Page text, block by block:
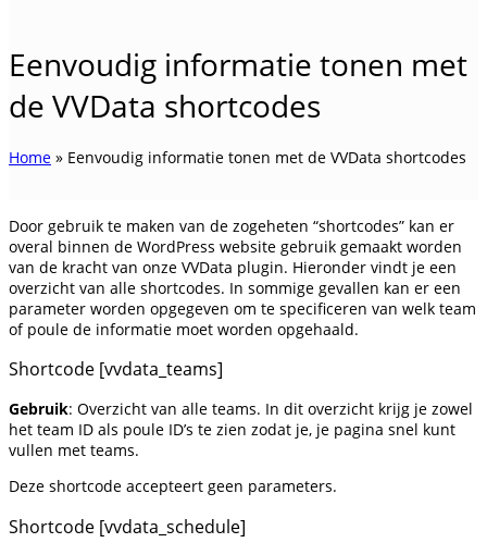
Eenvoudig informatie tonen met
de VVData shortcodes
Home » Eenvoudig informatie tonen met de VVData shortcodes
Door gebruik te maken van de zogeheten “shortcodes” kan er
overal binnen de WordPress website gebruik gemaakt worden
van de kracht van onze VVData plugin. Hieronder vindt je een
overzicht van alle shortcodes. In sommige gevallen kan er een
parameter worden opgegeven om te specificeren van welk team
of poule de informatie moet worden opgehaald.
Shortcode [vvdata_teams]
Gebruik: Overzicht van alle teams. In dit overzicht krijg je zowel
het team ID als poule ID’s te zien zodat je, je pagina snel kunt
vullen met teams.
Deze shortcode accepteert geen parameters.
Shortcode [vvdata_schedule]